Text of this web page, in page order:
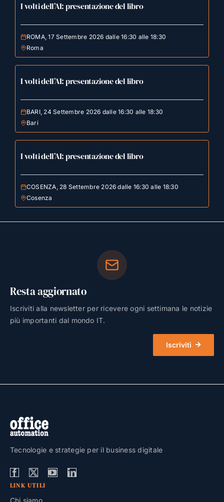
I volti dell’AI: presentazione del libro
ROMA, 17 Settembre 2026 dalle 16:30 alle 18:30
Roma
I volti dell’AI: presentazione del libro
BARI, 24 Settembre 2026 dalle 16:30 alle 18:30
Bari
I volti dell’AI: presentazione del libro
COSENZA, 28 Settembre 2026 dalle 16:30 alle 18:30
Cosenza
Resta aggiornato
Iscriviti alla newsletter per ricevere ogni settimana le notizie
più importanti dal mondo IT.
Iscriviti
Tecnologie e strategie per il business digitale
LINK UTILI
Chi siamo